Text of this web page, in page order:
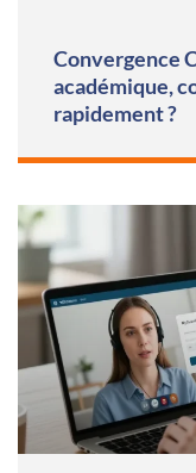
Convergence
académique,
rapidement ?